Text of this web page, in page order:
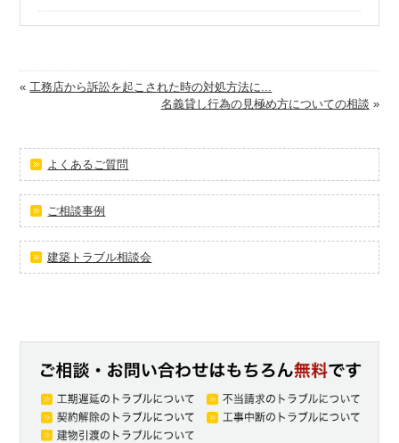
« 工務店から訴訟を起こされた時の対処方法に...
名義貸し行為の見極め方についての相談 »
よくあるご質問
ご相談事例
建築トラブル相談会